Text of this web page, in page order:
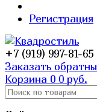
Регистрация
+7 (919) 997-81-65
Заказать
Корзина 0 0 руб.